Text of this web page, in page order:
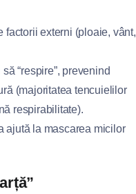
factorii externi (ploaie, vânt,
“respire”, prevenind
(majoritatea tencuielilor
respirabilitate).
ajută la mascarea micilor